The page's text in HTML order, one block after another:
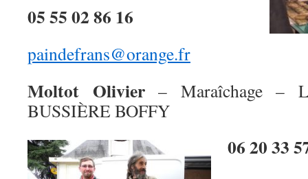
05 55 02 86 16
paindefrans@orange.fr
Moltot Olivier– Maraîchage –
BUSSIÈRE BOFFY
06 20 33